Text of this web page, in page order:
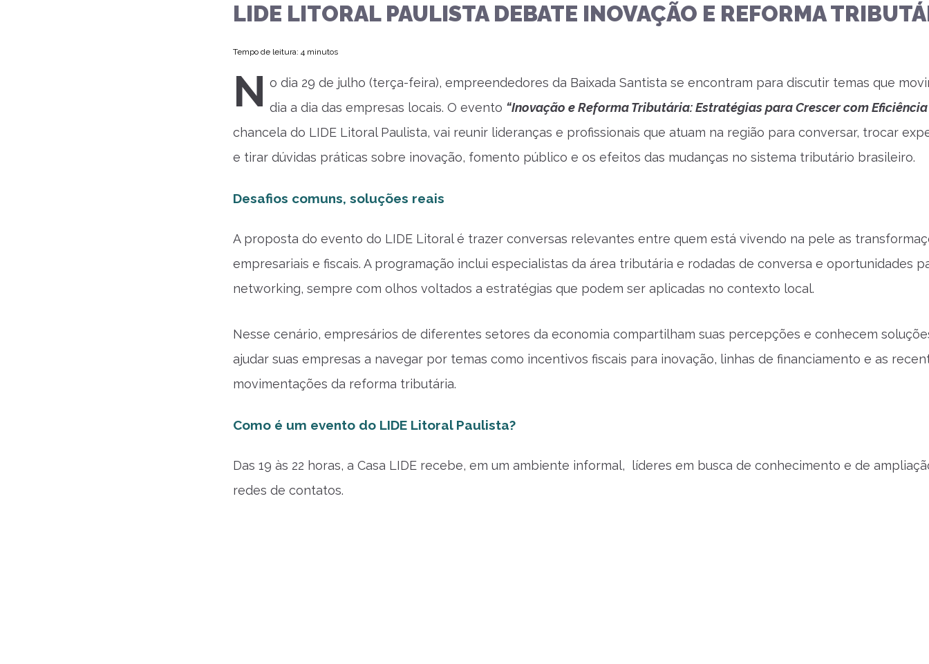
LIDE LITORAL PAULISTA DEBATE INOVAÇÃO E REFORMA
Tempo de leitura: 4 minutos
N o dia 29 de julho (terça-feira), empreendedores da Baixada Santista se encontram para discutir temas que
dia a dia das empresas locais. O evento “Inovação e Reforma Tributária: Estratégias para Crescer com
chancela do LIDE Litoral Paulista, vai reunir lideranças e profissionais que atuam na região para conversar, trocar
e tirar dúvidas práticas sobre inovação, fomento público e os efeitos das mudanças no sistema tributário brasileiro.
Desafios comuns, soluções reais
A proposta do evento do LIDE Litoral é trazer conversas relevantes entre quem está vivendo na pele as
empresariais e fiscais. A programação inclui especialistas da área tributária e rodadas de conversa e oportunidades
networking, sempre com olhos voltados a estratégias que podem ser aplicadas no contexto local.
Nesse cenário, empresários de diferentes setores da economia compartilham suas percepções e conhecem
ajudar suas empresas a navegar por temas como incentivos fiscais para inovação, linhas de financiamento e as
movimentações da reforma tributária.
Como é um evento do LIDE Litoral Paulista?
Das 19 às 22 horas, a Casa LIDE recebe, em um ambiente informal, líderes em busca de conhecimento e de
redes de contatos.